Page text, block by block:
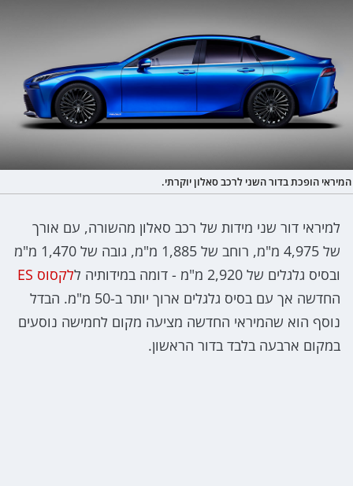
המיראי הופכת בדור השני לרכב סאלון יוקרתי.
למיראי דור שני מידות של רכב סאלון מהשורה, עם אורך
של 4,975 מ"מ, רוחב של 1,885 מ"מ, גובה של 1,470 מ"מ
ובסיס גלגלים של 2,920 מ"מ - דומה במידותיה ל
לקסוס ES
החדשה אך עם בסיס גלגלים ארוך יותר ב-50 מ"מ. הבדל
נוסף הוא שהמיראי החדשה מציעה מקום לחמישה נוסעים
במקום ארבעה בלבד בדור הראשון.